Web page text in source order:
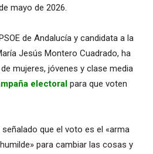
mayo de 2026.
de Andalucía y candidata a la
Jesús Montero Cuadrado, ha
mujeres, jóvenes y clase media
electoral para que voten
señalado que el voto es el «arma
para cambiar las cosas y